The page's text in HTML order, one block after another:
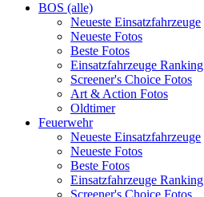
BOS (alle)
Neueste Einsatzfahrzeuge
Neueste Fotos
Beste Fotos
Einsatzfahrzeuge Ranking
Screener's Choice Fotos
Art & Action Fotos
Oldtimer
Feuerwehr
Neueste Einsatzfahrzeuge
Neueste Fotos
Beste Fotos
Einsatzfahrzeuge Ranking
Screener's Choice Fotos